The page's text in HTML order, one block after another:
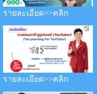
รายละเอียด>>คลิก
รายละเอียด>>คลิก